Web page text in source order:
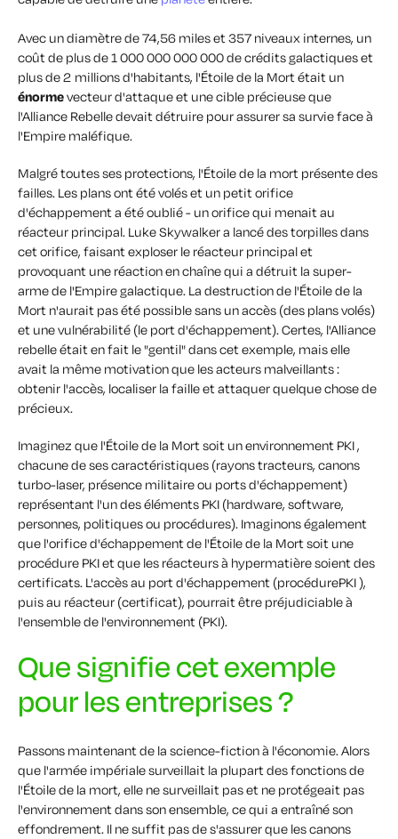
Avec un diamètre de 74,56 miles et 357 niveaux internes, un
coût de plus de 1 000 000 000 000 de crédits galactiques et
plus de 2 millions d'habitants, l'Étoile de la Mort était un
énormevecteur d'attaque et une cible précieuse que
l'Alliance Rebelle devait détruire pour assurer sa survie face à
l'Empire maléfique.
Malgré toutes ses protections, l'Étoile de la mort présente des
failles. Les plans ont été volés et un petit orifice
d'échappement a été oublié - un orifice qui menait au
réacteur principal. Luke Skywalker a lancé des torpilles dans
cet orifice, faisant exploser le réacteur principal et
provoquant une réaction en chaîne qui a détruit la super-
arme de l'Empire galactique. La destruction de l'Étoile de la
Mort n'aurait pas été possible sans un accès (des plans volés)
et une vulnérabilité (le port d'échappement). Certes, l'Alliance
rebelle était en fait le "gentil" dans cet exemple, mais elle
avait la même motivation que les acteurs malveillants :
obtenir l'accès, localiser la faille et attaquer quelque chose de
précieux.
Imaginez que l'Étoile de la Mort soit un environnement PKI ,
chacune de ses caractéristiques (rayons tracteurs, canons
turbo-laser, présence militaire ou ports d'échappement)
représentant l'un des éléments PKI (hardware, software,
personnes, politiques ou procédures). Imaginons également
que l'orifice d'échappement de l'Étoile de la Mort soit une
procédure PKI et que les réacteurs à hypermatière soient des
certificats. L'accès au port d'échappement (procédurePKI ),
puis au réacteur (certificat), pourrait être préjudiciable à
l'ensemble de l'environnement (PKI).
Que signifie cet exemple
pour les entreprises ?
Passons maintenant de la science-fiction à l'économie. Alors
que l'armée impériale surveillait la plupart des fonctions de
l'Étoile de la mort, elle ne surveillait pas et ne protégeait pas
l'environnement dans son ensemble, ce qui a entraîné son
effondrement. Il ne suffit pas de s'assurer que les canons